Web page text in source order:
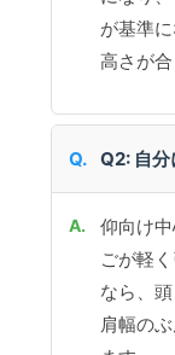
が基準
高さが
Q2: 自
仰向け
ごが軽
なら、
肩幅の